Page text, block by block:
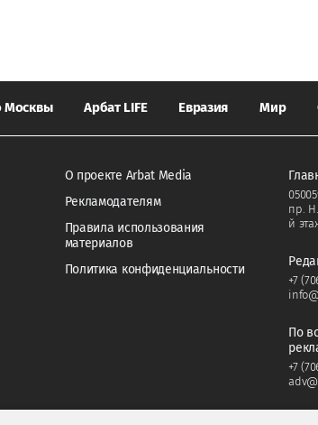
Москвы Арбат LIFE Евразия Мир
О проекте Arbat Media
Рекламодателям
Правила использования
материалов
Политика конфиденциальности
пр.
й
+7
По
+7